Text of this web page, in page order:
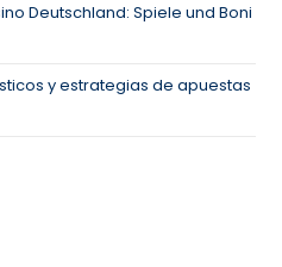
Deutschland: Spiele und Boni
y estrategias de apuestas